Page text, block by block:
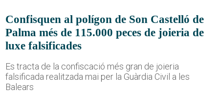
Confisquen al polígon de Son Castelló de
Palma més de 115.000 peces de joieria de
luxe falsificades
Es tracta de la confiscació més gran de joieria
falsificada realitzada mai per la Guàrdia Civil a les
Balears